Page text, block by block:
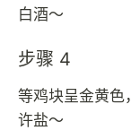
白酒～
步骤 4
等鸡块呈金黄色
许盐～